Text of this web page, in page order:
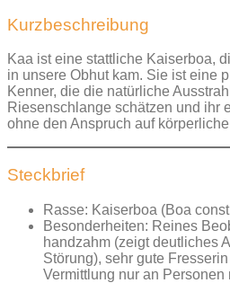
Kurzbeschreibung
Kaa ist eine stattliche Kaiserboa,
in unsere Obhut kam. Sie ist eine
Kenner, die die natürliche
Riesenschlange schätzen und ihr
ohne den Anspruch auf
Steckbrief
Rasse: Kaiserboa (Boa
Besonderheiten: Reines
handzahm (zeigt deutliches
Störung), sehr gute
Vermittlung nur an